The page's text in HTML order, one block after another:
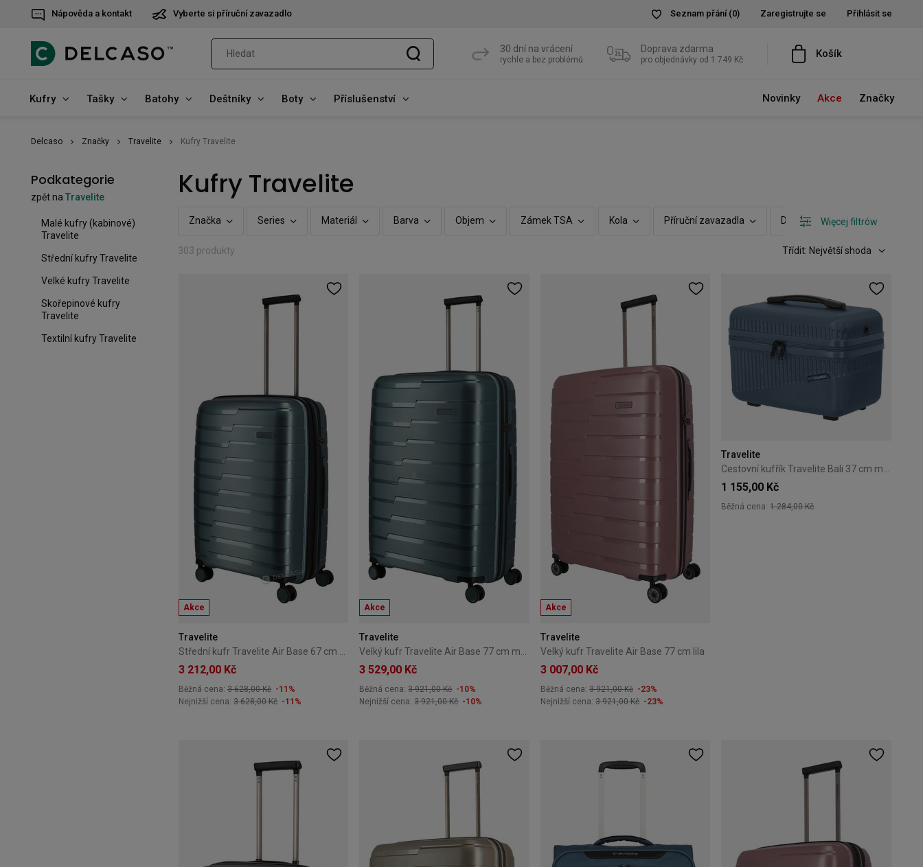
Nápověda a kontakt Vyberte si příruční zavazadlo Seznam přání (0) Zaregistrujte se Přihlásit se
30 dní na vrácení
rychle a bez problémů
Doprava zdarma
pro objednávky od 1 749 Kč Košík
Kufry Tašky Batohy Deštníky Boty Příslušenství Novinky Akce Značky
Delcaso Značky Travelite Kufry Travelite
Podkategorie
zpět na Travelite
Malé kufry (kabinové)
Travelite
Střední kufry Travelite
Velké kufry Travelite
Skořepinové kufry
Travelite
Textilní kufry Travelite
Kufry Travelite
Značka Series Materiál Barva Objem Zámek TSA Kola Příruční zavazadla Další vlastnostiWięcej filtrów
303 produkty Třídit: Největší shoda
Akce
Travelite
Střední kufr Travelite Air Base 67 cm modrý
3 212,00 Kč
Běžná cena: 3 628,00 Kč -11%
Nejnižší cena: 3 628,00 Kč -11%
Akce
Travelite
Velký kufr Travelite Air Base 77 cm modrý
3 529,00 Kč
Běžná cena:3 921,00 Kč -10%
Nejnižší cena:3 921,00 Kč -10%
Akce
Travelite
Velký kufr Travelite Air Base 77 cm lila
3 007,00 Kč
Běžná cena: 3 921,00 Kč -23%
Nejnižší cena: 3 921,00 Kč -23%
Travelite
Cestovní kufřík Travelite Bali 37 cm modrý
1 155,00 Kč
Běžná cena:1 284,00 Kč